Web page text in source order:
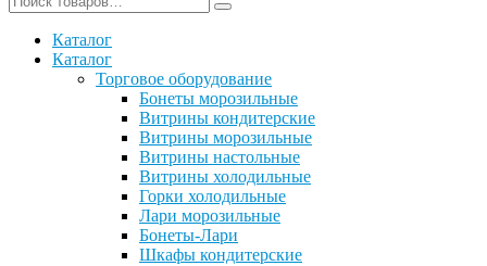
Каталог
Каталог
Торговое оборудование
Бонеты морозильные
Витрины кондитерские
Витрины морозильные
Витрины настольные
Витрины холодильные
Горки холодильные
Лари морозильные
Бонеты-Лари
Шкафы кондитерские